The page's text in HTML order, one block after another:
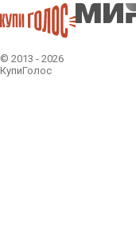
© 2013 - 2026
КупиГолос